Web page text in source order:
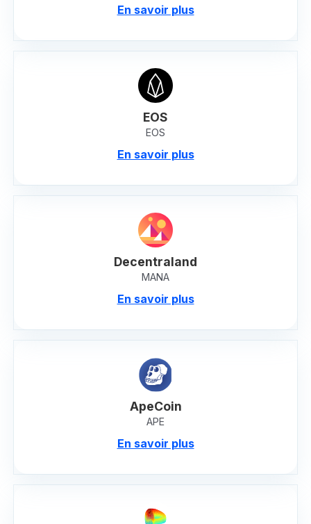
En savoir plus
EOS
EOS
En savoir plus
Decentraland
MANA
En savoir plus
ApeCoin
APE
En savoir plus